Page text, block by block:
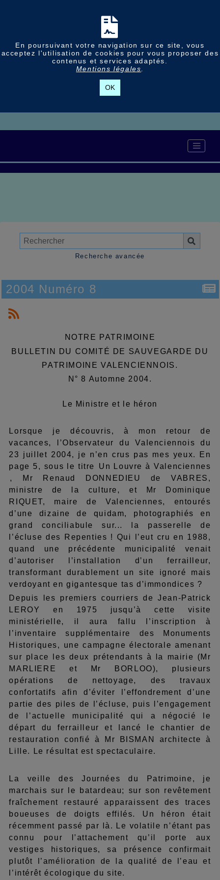
En poursuivant votre navigation sur ce site, vous
acceptez l'utilisation de cookies pour vous proposer des
contenus et services adaptés.
Mentions légales
OK
Recherche avancée
2004 Numéro 8
NOTRE PATRIMOINE
BULLETIN DU COMITÉ DE SAUVEGARDE DU
PATRIMOINE VALENCIENNOIS.
N° 8 Automne 2004.
Le Ministre et le héron
Lorsque je découvris, à mon retour de
vacances, l’Observateur du Valenciennois du
23 juillet 2004, je n’en crus pas mes yeux. En
page 5, sous le titre Un Louvre à Valenciennes
, Mr Renaud DONNEDIEU de VABRES,
ministre de la culture, et Mr Dominique
RIQUET, maire de Valenciennes, entourés
d’une dizaine de quidam, photographiés en
grand conciliabule sur... la passerelle de
l’écluse des Repenties ! Qui l’eut cru en 1988,
quand une précédente municipalité venait
d’autoriser l’installation d’un ferrailleur,
transformant durablement un site ignoré mais
verdoyant en gigantesque tas d’immondices ?
Depuis les premiers courriers de Jean-Patrick
LEROY en 1975 jusqu’à cette visite
ministérielle, il aura fallu l’inscription à
l’inventaire supplémentaire des Monuments
Historiques, une campagne électorale amenant
sur place les deux prétendants à la mairie (Mr
MARLIERE et Mr BORLOO), plusieurs
opérations de nettoyage, des travaux
confortatifs afin d’éviter l’effondrement d’une
partie des piles de l’écluse, puis l’engagement
de l’actuelle municipalité qui a négocié le
départ du ferrailleur et lancé le chantier de
restauration confié à Mr BISMAN architecte à
Lille. Le résultat est spectaculaire.
La veille des Journées du Patrimoine, je
marchais sur le batardeau; sur son revêtement
fraîchement restauré apparaissent des traces
boueuses de doigts effilés. Un héron était
récemment passé par là. Le volatile n’étant pas
connu pour l’attachement qu’il porte aux
vestiges historiques, sa présence confirmait
plutôt l’amélioration de la qualité de l’eau et
l’intérêt écologique du site.